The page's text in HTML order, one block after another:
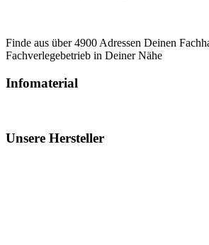
Finde aus über 4900 Adressen Deinen
Fachverlegebetrieb in Deiner Nähe
Infomaterial
Unsere Hersteller